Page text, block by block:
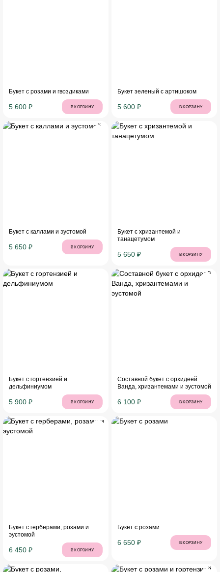
Букет с розами и гвоздиками
5 600 ₽ В КОРЗИНУ
Букет зеленый с артишоком
5 600 ₽ В КОРЗИНУ
Букет с каллами и эустомой
5 650 ₽ В КОРЗИНУ
Букет с хризантемой и
танацетумом
5 650 ₽ В КОРЗИНУ
Букет с гортензией и
дельфиниумом
5 900 ₽ В КОРЗИНУ
Составной букет с орхидеей
Ванда, хризантемами и эустомой
6 100 ₽ В КОРЗИНУ
Букет с герберами, розами и
эустомой
6 450 ₽ В КОРЗИНУ
Букет с розами
6 650 ₽ В КОРЗИНУ